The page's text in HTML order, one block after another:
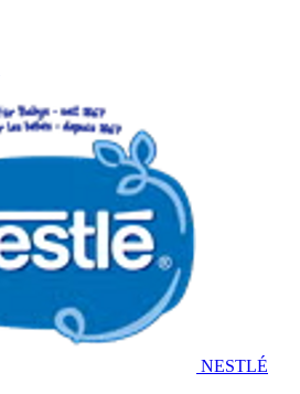
NESTLÉ